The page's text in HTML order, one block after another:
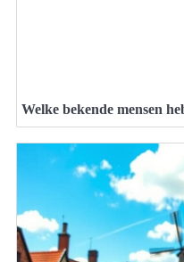
Welke bekende mensen